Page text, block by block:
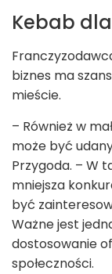
Kebab
biznes ma
mieście.
– Również w
może być
Przygoda. – W
mniejsza
być
Ważne jest
dostosowanie
społeczności.